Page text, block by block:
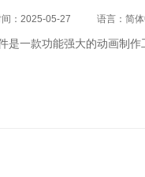
间：2025-05-27 语言：简
是一款功能强大的动画制